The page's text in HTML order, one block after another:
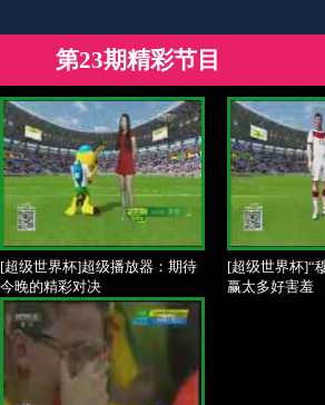
第23期精彩节目
[超级世界杯]超级播放器：期待
今晚的精彩对决
[超级世界杯]“
赢太多好害羞